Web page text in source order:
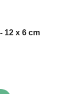
12 x 6 cm